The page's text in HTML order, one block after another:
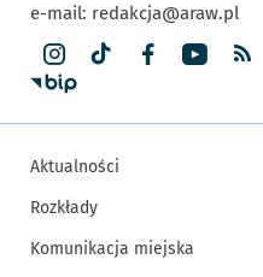
e-mail: redakcja@araw.pl
Aktualności
Rozkłady
Komunikacja miejska